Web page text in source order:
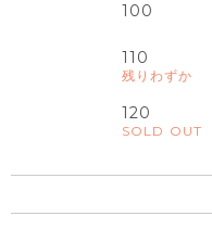
100
110
残りわずか
120
SOLD OUT